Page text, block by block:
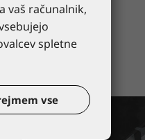
vaš računalnik,
spletne
vse